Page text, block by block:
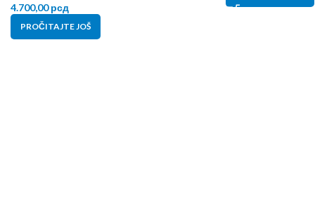
4.700,00рсд
PROČITAJTE JOŠ